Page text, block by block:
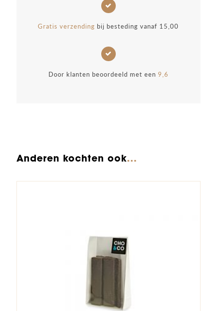
Gratis verzending bij besteding vanaf 15,00
Door klanten beoordeeld met een 9,6
Anderen kochten ook